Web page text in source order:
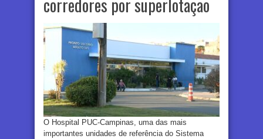
corredores por superlotação
O Hospital PUC-Campinas, uma das mais
importantes unidades de referência do Sistema